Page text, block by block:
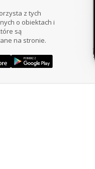
z tych
o obiektach i
są
na stronie.